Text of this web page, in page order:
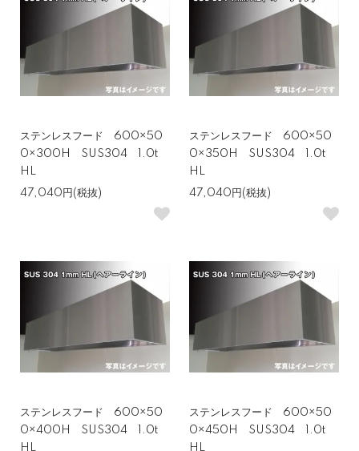
ステンレスフード 600×50
0×300H SUS304 1.0t
HL
47,040円(税抜)
ステンレスフード 600×50
0×350H SUS304 1.0t
HL
47,040円(税抜)
ステンレスフード 600×50
0×400H SUS304 1.0t
HL
ステンレスフード 600×50
0×450H SUS304 1.0t
HL